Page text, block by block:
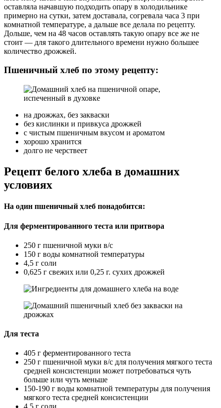
оставляла начавшую подходить опару в холодильнике
примерно на сутки, затем доставала, согревала часа 3 при
комнатной температуре, а дальше все делала по рецепту.
Дольше, чем на 48 часов оставлять такую опару все же не
стоит — для такого длительного времени нужно большее
количество дрожжей.
Пшеничный хлеб по этому рецепту:
на дрожжах, без закваски
без кислинки и привкуса дрожжей
с чистым пшеничным вкусом и ароматом
хорошо хранится
долго не черствеет
Рецепт белого хлеба в домашних
условиях
На один пшеничный хлеб понадобится:
Для ферментированного теста или притвора
250 г пшеничной муки в/с
150 г воды комнатной температуры
4,5 г соли
0,625 г свежих или 0,25 г. сухих дрожжей
Для теста
405 г ферментированного теста
250 г пшеничной муки в/с для получения мягкого теста
средней консистенции может потребоваться чуть
больше или чуть меньше
150-190 г воды комнатной температуры для получения
мягкого теста средней консистенции